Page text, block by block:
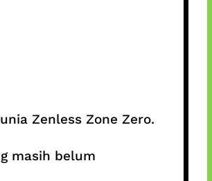
Zenless Zone Zero.
masih belum